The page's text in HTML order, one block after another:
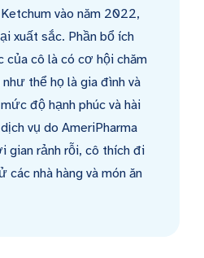
vào năm 2022,
xuất sắc. Phần bổ ích
của cô là có cơ hội chăm
thể họ là gia đình và
độ hạnh phúc và hài
vụ do AmeriPharma
gian rảnh rỗi, cô thích đi
các nhà hàng và món ăn